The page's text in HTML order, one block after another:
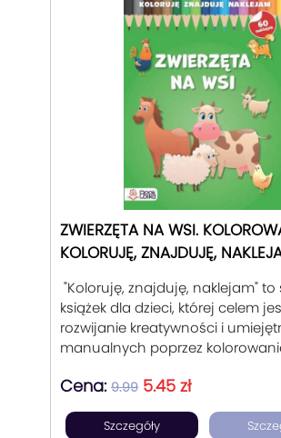
ZWIERZĘTA NA WSI.
KOLORUJĘ, ZNAJDUJĘ,
"Koloruję, znajduję, naklejam" to
książek dla dzieci, której celem
rozwijanie kreatywności i
manualnych poprzez
pokolorowania, często z
motywami, takimi jak zwierzęta,
postacie z baśni czy krajobrazy.
Cena: 9.99 5.45 zł
Szczegóły